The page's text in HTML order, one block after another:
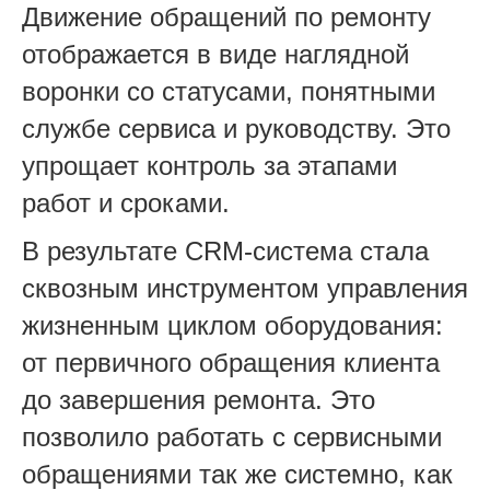
Движение обращений по ремонту
отображается в виде наглядной
воронки со статусами, понятными
службе сервиса и руководству. Это
упрощает контроль за этапами
работ и сроками.
В результате CRM‑система стала
сквозным инструментом управления
жизненным циклом оборудования:
от первичного обращения клиента
до завершения ремонта. Это
позволило работать с сервисными
обращениями так же системно, как